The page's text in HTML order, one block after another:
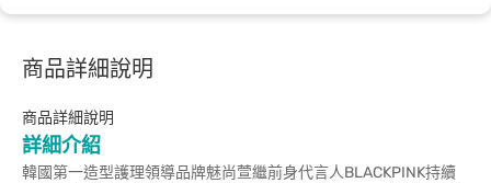
商品詳細說明
商品詳細說明
詳細介紹
韓國第一造型護理領導品牌魅尚萱繼前身代言人BLACKPINK持續